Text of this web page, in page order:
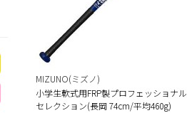
MIZUNO(ミズノ)
小学生軟式用FRP製プロフェッショナル
セレクション(長岡 74cm/平均460g)